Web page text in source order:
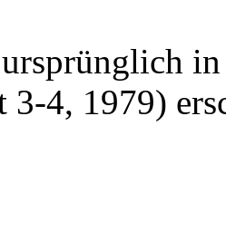
4, 1979)